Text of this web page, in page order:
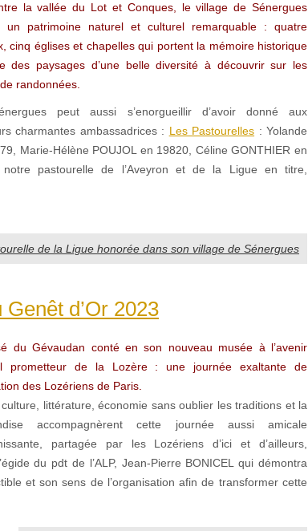
la vallée du Lot et Conques, le village de Sénergues
un patrimoine naturel et culturel remarquable : quatre
cinq églises et chapelles qui portent la mémoire historique
des paysages d’une belle diversité à découvrir sur les
randonnées.
peut aussi s’enorgueillir d’avoir donné aux
charmantes ambassadrices : Les Pastourelles : Yolande
Marie-Hélène POUJOL en 19820, Céline GONTHIER en
pastourelle de l’Aveyron et de la Ligue en titre,
de la Ligue honorée dans son village de Sénergues
d’Or 2023
du Gévaudan conté en son nouveau musée à l’avenir
prometteur de la Lozère : une journée exaltante de
des Lozériens de Paris.
culture, littérature, économie sans oublier les traditions et la
accompagnèrent cette journée aussi amicale
partagée par les Lozériens d’ici et d’ailleurs,
du pdt de l’ALP, Jean-Pierre BONICEL qui démontra
et son sens de l’organisation afin de transformer cette